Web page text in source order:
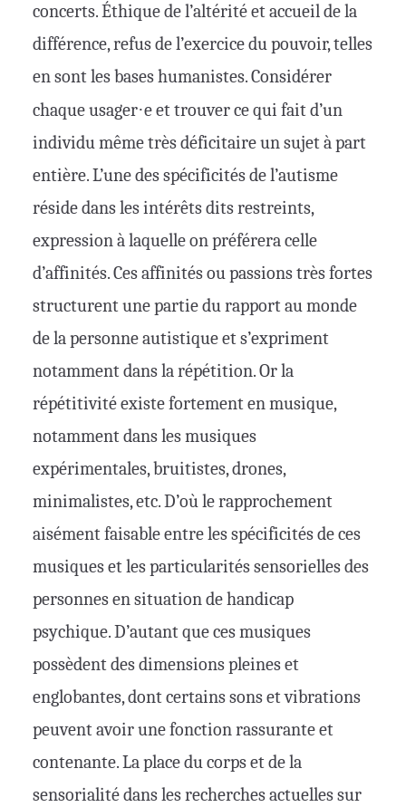
concerts. Éthique de l’altérité et accueil de la
différence, refus de l’exercice du pouvoir, telles
en sont les bases humanistes. Considérer
chaque usager·e et trouver ce qui fait d’un
individu même très déficitaire un sujet à part
entière. L’une des spécificités de l’autisme
réside dans les intérêts dits restreints,
expression à laquelle on préférera celle
d’affinités. Ces affinités ou passions très fortes
structurent une partie du rapport au monde
de la personne autistique et s’expriment
notamment dans la répétition. Or la
répétitivité existe fortement en musique,
notamment dans les musiques
expérimentales, bruitistes, drones,
minimalistes, etc. D’où le rapprochement
aisément faisable entre les spécificités de ces
musiques et les particularités sensorielles des
personnes en situation de handicap
psychique. D’autant que ces musiques
possèdent des dimensions pleines et
englobantes, dont certains sons et vibrations
peuvent avoir une fonction rassurante et
contenante. La place du corps et de la
sensorialité dans les recherches actuelles sur